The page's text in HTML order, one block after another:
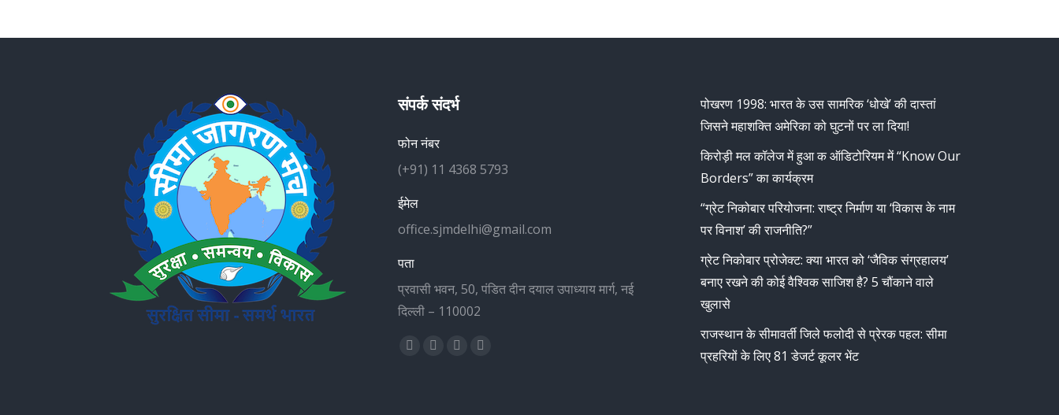
संपर्क संदर्भ
फोन नंबर
(+91) 11 4368 5793
ईमेल
office.sjmdelhi@gmail.com
पता
प्रवासी भवन, 50, पंडित दीन दयाल उपाध्याय मार्ग, नई
दिल्ली – 110002
Find us on:
Facebook
X
YouTubeInstagram
पोखरण 1998: भारत के उस सामरिक ‘धोखे’ की दास्तां
जिसने महाशक्ति अमेरिका को घुटनों पर ला दिया!
किरोड़ी मल कॉलेज में हुआ क ऑडिटोरियम में “Know Our
Borders” का कार्यक्रम
“ग्रेट निकोबार परियोजना: राष्ट्र निर्माण या ‘विकास के नाम
पर विनाश’ की राजनीति?”
ग्रेट निकोबार प्रोजेक्ट: क्या भारत को ‘जैविक संग्रहालय’
बनाए रखने की कोई वैश्विक साजिश है? 5 चौंकाने वाले
खुलासे
राजस्थान के सीमावर्ती जिले फलोदी से प्रेरक पहल: सीमा
प्रहरियों के लिए 81 डेजर्ट कूलर भेंट